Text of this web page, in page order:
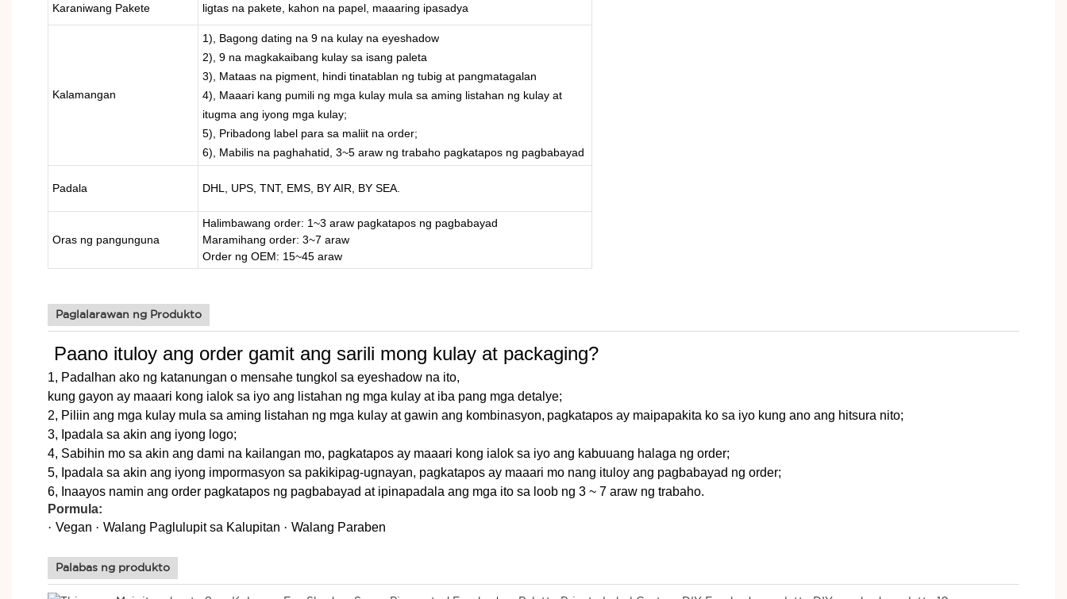
Karaniwang Pakete ligtas na pakete, kahon na papel, maaaring ipasadya
Kalamangan
1), Bagong dating na 9 na kulay na eyeshadow
2), 9 na magkakaibang kulay sa isang paleta
3), Mataas na pigment, hindi tinatablan ng tubig at pangmatagalan
4), Maaari kang pumili ng mga kulay mula sa aming listahan ng kulay at
itugma ang iyong mga kulay;
5), Pribadong label para sa maliit na order;
6), Mabilis na paghahatid, 3~5 araw ng trabaho pagkatapos ng pagbabayad
Padala DHL, UPS, TNT, EMS, BY AIR, BY SEA.
Oras ng pangunguna
Halimbawang order: 1~3 araw pagkatapos ng pagbabayad
Maramihang order: 3~7 araw
Order ng OEM: 15~45 araw
Paglalarawan ng Produkto
Paano ituloy ang order gamit ang sarili mong kulay at packaging?
1, Padalhan ako ng katanungan o mensahe tungkol sa eyeshadow na ito,
kung gayon ay maaari kong ialok sa iyo ang listahan ng mga kulay at iba pang mga detalye;
2, Piliin ang mga kulay mula sa aming listahan ng mga kulay at gawin ang kombinasyon, pagkatapos ay maipapakita ko sa iyo kung ano ang hitsura nito;
3, Ipadala sa akin ang iyong logo;
4, Sabihin mo sa akin ang dami na kailangan mo, pagkatapos ay maaari kong ialok sa iyo ang kabuuang halaga ng order;
5, Ipadala sa akin ang iyong impormasyon sa pakikipag-ugnayan, pagkatapos ay maaari mo nang ituloy ang pagbabayad ng order;
6, Inaayos namin ang order pagkatapos ng pagbabayad at ipinapadala ang mga ito sa loob ng 3 ~ 7 araw ng trabaho.
Pormula:
· Vegan · Walang Paglulupit sa Kalupitan · Walang Paraben
Palabas ng produkto